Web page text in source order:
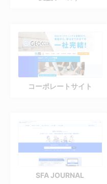
コーポレートサイト
SFA JOURNAL